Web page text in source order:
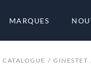
MARQUES
CATALOGUE GINESTET